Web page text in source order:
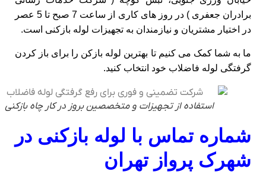
برادران جعفری ) در روز های کاری از ساعت 7 صبح تا 5 عصر
در اختیار مشتریان و نیازمندان به تجهیزات لوله بازکنی است.
ما به شما کمک می کنیم تا بهترین لوله بازکن را برای باز کردن
گرفتگی لوله فاضلاب خود انتخاب کنید.
استفاده از تجهیزات و متخصصین بروز در کار چاه بازکنی
شماره تماس با لوله بازکنی در
شهرک پرواز تهران